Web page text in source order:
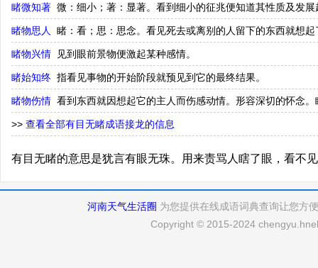
睹微知著 微：细小；著：显著。看到细小的征兆便知道其性质及发展
睹物思人 睹：看；思：思念。看见死去或离别的人留下的东西就想起
睹物兴情 见到眼前景物便激起某种感情。
睹始知终 指看见事物的开始阶段就预见到它的最终结果。
睹物伤情 看到东西就因想起它的主人而伤感动情。形容深切的怀念。
>> 查看全部有目无睹成语接龙的信息
有目无睹的意思是犹言有眼无珠。用来责骂人瞎了眼，看不
河南天气生活圈 为您提供在线成语词典查询让您方
Copyright © 2015-2024